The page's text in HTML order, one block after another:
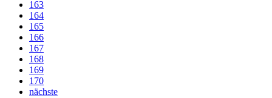
163
164
165
166
167
168
169
170
nächste